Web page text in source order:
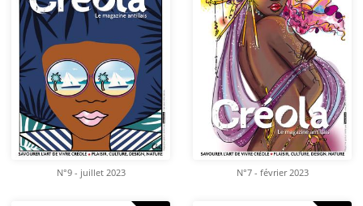
N°9 - juillet 2023 N°7 - février 2023